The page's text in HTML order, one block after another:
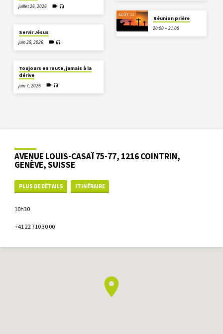
juillet 26, 2026
Servir Jésus
juin 28, 2026
Toujours en route, jamais à la
dérive
juin 7, 2026
AOÛT 12
Réunion prière
20:00 – 21:00
AVENUE LOUIS-CASAÏ 75-77, 1216 COINTRIN,
GENÈVE, SUISSE
PLUS DE DÉTAILS ITINÉRAIRE
10h30
+41 22 710 30 00